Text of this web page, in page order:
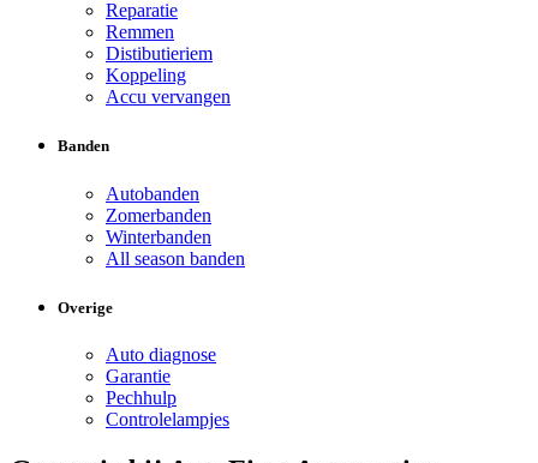
Reparatie
Remmen
Distibutieriem
Koppeling
Accu vervangen
Banden
Autobanden
Zomerbanden
Winterbanden
All season banden
Overige
Auto diagnose
Garantie
Pechhulp
Controlelampjes